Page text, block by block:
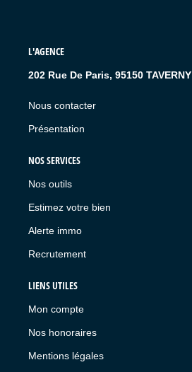
L'AGENCE
202 Rue De Paris, 95150 TAVERNY
Nous contacter
Présentation
NOS SERVICES
Nos outils
Estimez votre bien
Alerte immo
Recrutement
LIENS UTILES
Mon compte
Nos honoraires
Mentions légales